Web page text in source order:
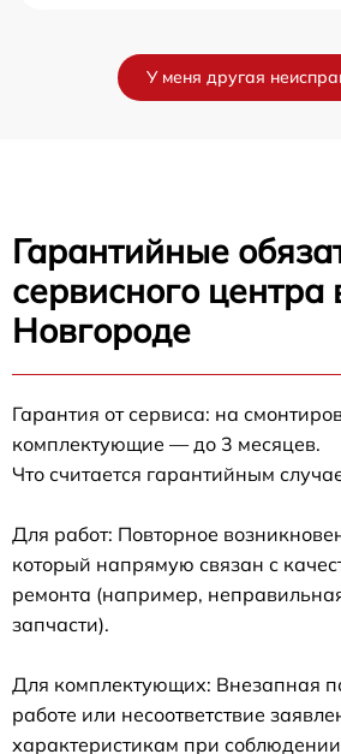
У меня другая
Гарантийные
сервисного
Новгороде
Гарантия от сервиса: на
комплектующие — до 3 месяцев.
Что считается гарантийным
Для работ: Повторное
который напрямую связан с
ремонта (например,
запчасти).
Для комплектующих: Внезапная
работе или несоответствие
характеристикам при